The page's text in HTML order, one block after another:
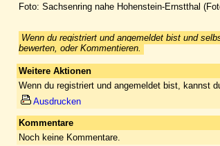
Foto: Sachsenring nahe Hohenstein-Ernstthal
Wenn du registriert und angemeldet bist und
bewerten, oder Kommentieren.
Weitere Aktionen
Wenn du registriert und angemeldet bist, kannst
Ausdrucken
Kommentare
Noch keine Kommentare.